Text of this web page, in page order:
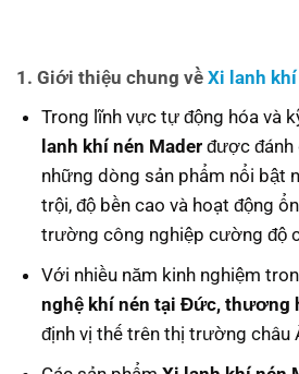
1. Giới thiệu chung về Xi lanh
Trong lĩnh vực tự động hóa và
lanh khí nén Maderđược đánh
những dòng sản phẩm nổi bật
trội, độ bền cao và hoạt động
trường công nghiệp cường độ
Với nhiều năm kinh nghiệm
nghệ khí nén tại Đức, thương
định vị thế trên thị trường châu